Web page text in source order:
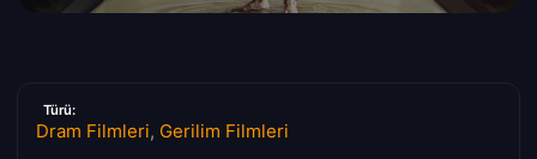
Türü:
Dram Filmleri, Gerilim Filmleri